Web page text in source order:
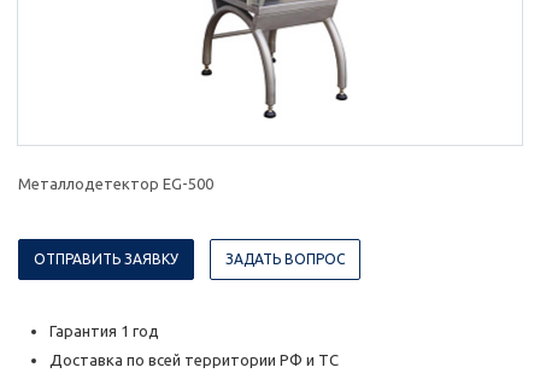
Металлодетектор EG-500
ОТПРАВИТЬ ЗАЯВКУ ЗАДАТЬ ВОПРОС
Гарантия 1 год
Доставка по всей территории РФ и ТС